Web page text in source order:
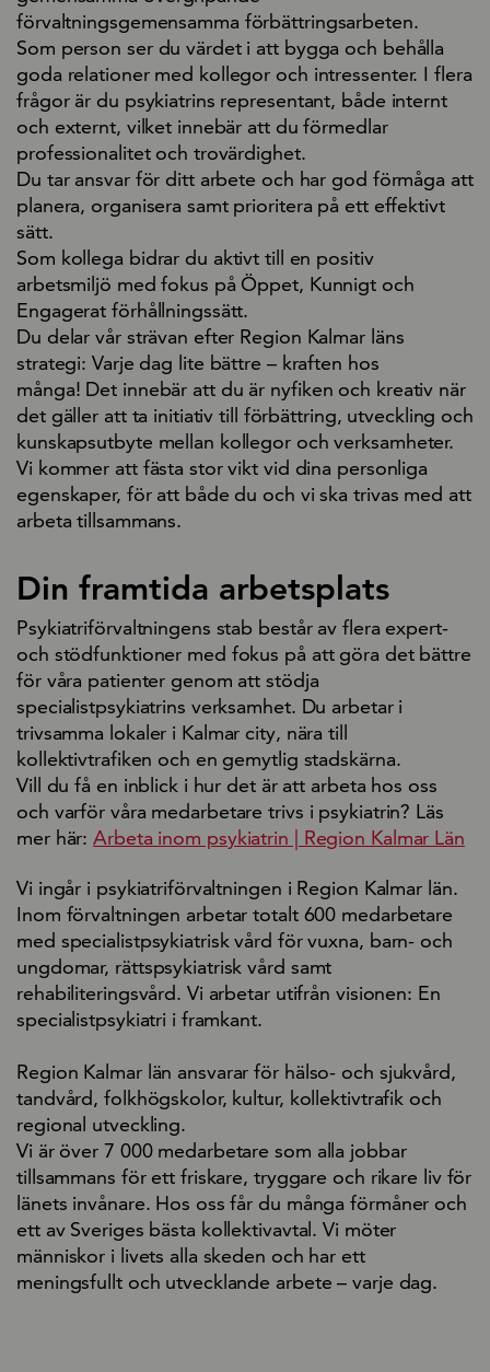
förvaltningsgemensamma förbättringsarbeten.
Som person ser du värdet i att bygga och behålla
goda relationer med kollegor och intressenter. I flera
frågor är du psykiatrins representant, både internt
och externt, vilket innebär att du förmedlar
professionalitet och trovärdighet.
Du tar ansvar för ditt arbete och har god förmåga att
planera, organisera samt prioritera på ett effektivt
sätt.
Som kollega bidrar du aktivt till en positiv
arbetsmiljö med fokus på Öppet, Kunnigt och
Engagerat förhållningssätt.
Du delar vår strävan efter Region Kalmar läns
strategi:Varje dag lite bättre – kraften hos
många! Det innebär att du är nyfiken och kreativ när
det gäller att ta initiativ till förbättring, utveckling och
kunskapsutbyte mellan kollegor och verksamheter.
Vi kommer att fästa stor vikt vid dina personliga
egenskaper, för att både du och vi ska trivas med att
arbeta tillsammans.
Din framtida arbetsplats
Psykiatriförvaltningens stab består av flera expert-
och stödfunktioner med fokus på att göra det bättre
för våra patienter genom att stödja
specialistpsykiatrins verksamhet. Du arbetar i
trivsamma lokaler i Kalmar city, nära till
kollektivtrafiken och en gemytlig stadskärna.
Vill du få en inblick i hur det är att arbeta hos oss
och varför våra medarbetare trivs i psykiatrin? Läs
mer här:Arbeta inom psykiatrin | Region Kalmar Län
Vi ingår i psykiatriförvaltningen i Region Kalmar län.
Inom förvaltningen arbetar totalt 600 medarbetare
med specialistpsykiatrisk vård för vuxna, barn- och
ungdomar, rättspsykiatrisk vård samt
rehabiliteringsvård. Vi arbetar utifrån visionen: En
specialistpsykiatri i framkant.
Region Kalmar län ansvarar för hälso- och sjukvård,
tandvård, folkhögskolor, kultur, kollektivtrafik och
regional utveckling.
Vi är över 7 000 medarbetare som alla jobbar
tillsammans för ett friskare, tryggare och rikare liv för
länets invånare. Hos oss får du många förmåner och
ett av Sveriges bästa kollektivavtal. Vi möter
människor i livets alla skeden och har ett
meningsfullt och utvecklande arbete – varje dag.